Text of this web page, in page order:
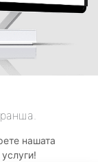
нашата